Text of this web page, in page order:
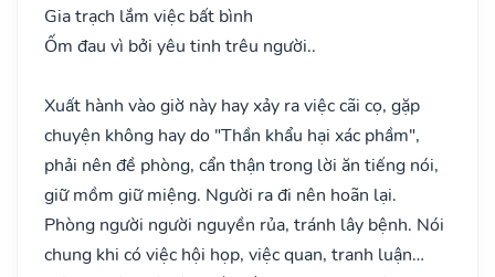
Gia trạch lắm việc bất bình
Ốm đau vì bởi yêu tinh trêu người..
Xuất hành vào giờ này hay xảy ra việc cãi cọ, gặp
chuyện không hay do "Thần khẩu hại xác phầm",
phải nên đề phòng, cẩn thận trong lời ăn tiếng nói,
giữ mồm giữ miệng. Người ra đi nên hoãn lại.
Phòng người người nguyền rủa, tránh lây bệnh. Nói
chung khi có việc hội họp, việc quan, tranh luận…